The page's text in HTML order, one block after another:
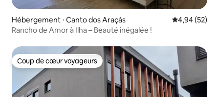
Hébergement ⋅ Canto dos Araçás Évaluation
4,94 (52)
Rancho de Amor à Ilha – Beauté inégalée !
Coup de cœur voyageurs
Coup de cœur voyageurs